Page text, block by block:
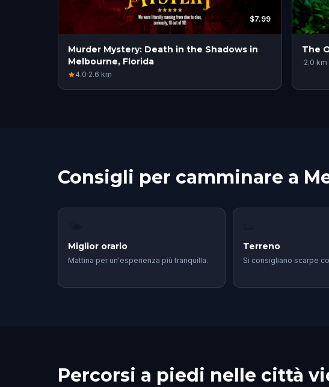
$7.99
Murder Mystery: Death in the Shadows in
Melbourne, Florida
4.0·2.6 km
The
·2.0 km
Consigli per camminare a
Miglior orario
Mattina per un'esperienza più tranquilla.
Terreno
Si consigliano scarpe
Percorsi a piedi nelle città